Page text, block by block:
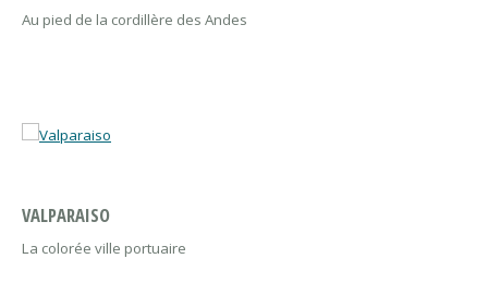
Au pied de la cordillère des Andes
VALPARAISO
La colorée ville portuaire